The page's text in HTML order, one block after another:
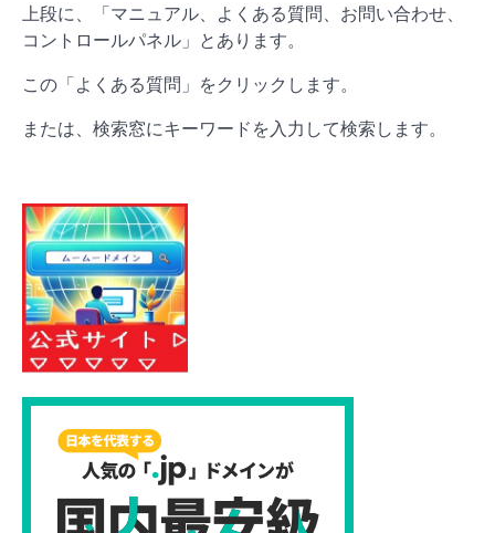
上段に、「マニュアル、よくある質問、お問い合わせ、
コントロールパネル」とあります。
この「よくある質問」をクリックします。
または、検索窓にキーワードを入力して検索します。